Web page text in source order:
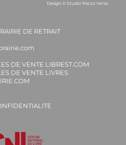
RAPHAËL VALEYRE
trouvailles à identifier
Design ©Studio Recto Verso
DE RETRAIT
DE VENTE LIBREST.COM
DE VENTE LIVRES